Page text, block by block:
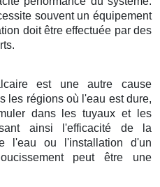
souvent un équipement
doit être effectuée par des
est une autre cause
les régions où l'eau est dure,
dans les tuyaux et les
ainsi l'efficacité de la
l'eau ou l'installation d'un
peut être une